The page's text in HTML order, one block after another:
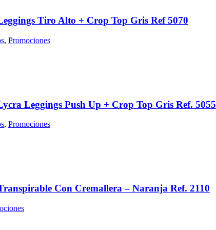
Tiro Alto + Crop Top Gris Ref 5070
, Promociones
Leggings Push Up + Crop Top Gris Ref. 5055
, Promociones
Con Cremallera – Naranja Ref. 2110